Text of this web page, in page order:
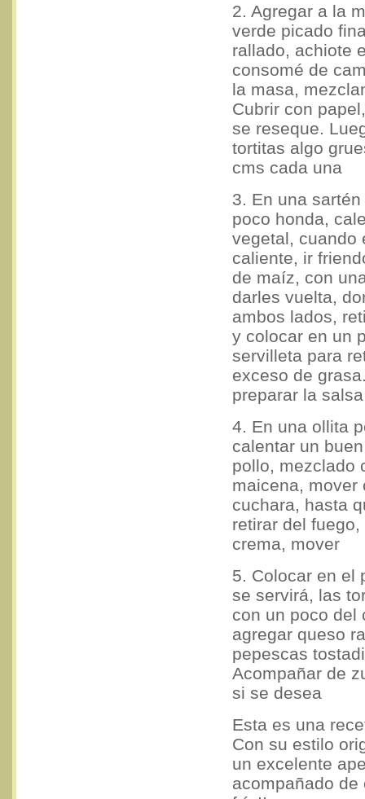
2. Agregar a la
verde picado
rallado, achiote
consomé de
la masa,
Cubrir con
se reseque.
tortitas algo
cms cada una
3. En una
poco honda,
vegetal, cuando
caliente, ir
de maíz, con
darles vuelta,
ambos lados,
y colocar en un
servilleta para
exceso de
preparar la salsa
4. En una ollita
calentar un
pollo, mezclado
maicena, mover
cuchara, hasta
retirar del
crema, mover
5. Colocar en el
se servirá, las
con un poco del
agregar queso
pepescas
Acompañar de
si se desea
Esta es una
Con su estilo
un excelente
acompañado de